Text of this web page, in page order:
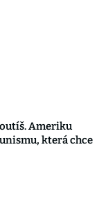
Ameriku
která chce